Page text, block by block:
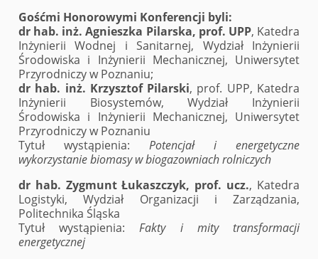
Gośćmi Honorowymi Konferencji byli:
dr hab. inż. Agnieszka Pilarska, prof. UPP, Katedra
Inżynierii Wodnej i Sanitarnej, Wydział Inżynierii
Środowiska i Inżynierii Mechanicznej, Uniwersytet
Przyrodniczy w Poznaniu;
dr hab. inż. Krzysztof Pilarski, prof. UPP, Katedra
Inżynierii Biosystemów, Wydział Inżynierii
Środowiska i Inżynierii Mechanicznej, Uniwersytet
Przyrodniczy w Poznaniu
Tytuł wystąpienia: Potencjał i energetyczne
wykorzystanie biomasy w biogazowniach rolniczych
dr hab. Zygmunt Łukaszczyk, prof. ucz., Katedra
Logistyki, Wydział Organizacji i Zarządzania,
Politechnika Śląska
Tytuł wystąpienia:Fakty i mity transformacji
energetycznej